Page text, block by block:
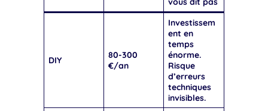
DIY
80-300
€/an
Investissem
ent en
temps
énorme.
Risque
d’erreurs
techniques
invisibles.